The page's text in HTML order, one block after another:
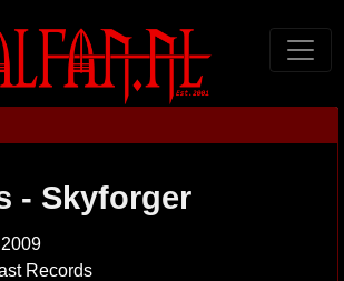
- Skyforger
2009
Records